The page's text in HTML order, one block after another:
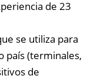
de 23
se utiliza para
país (terminales,
de